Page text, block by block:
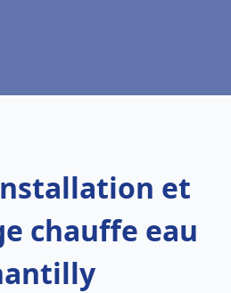
et
chauffe eau